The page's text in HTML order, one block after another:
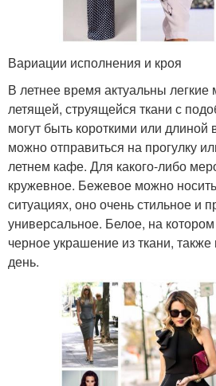
Вариации исполнения и кроя
В летнее время актуальны
летящей, струящейся ткани с
могут быть короткими или длиной
можно отправиться на прогулку
летнем кафе. Для какого-либо
кружевное. Бежевое можно
ситуациях, оно очень стильное и
универсальное. Белое, на
черное украшение из ткани,
день.